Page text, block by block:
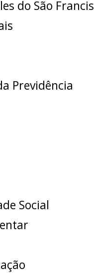
do São
Previdência
Social